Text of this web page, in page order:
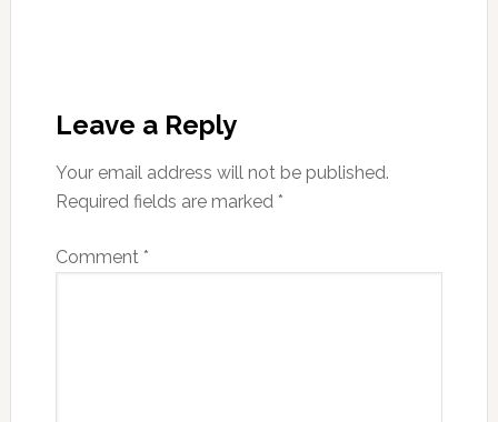
Leave a Reply
Your email address will not be published.
Required fields are marked *
Comment *